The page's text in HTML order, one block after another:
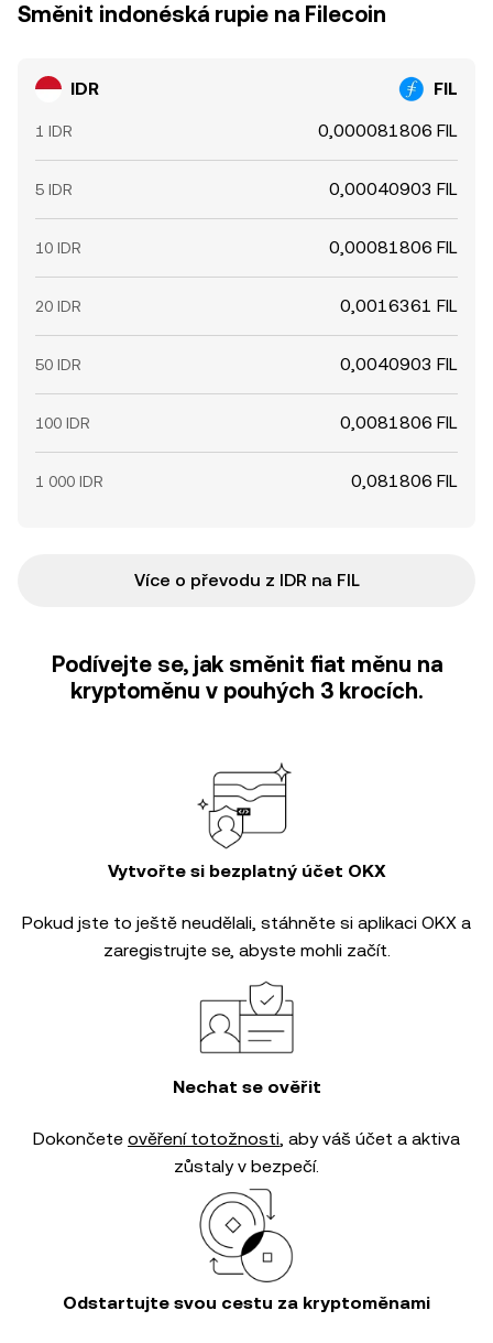
Směnit indonéská rupie na Filecoin
IDR FIL
1 IDR 0,000081806 FIL
5 IDR 0,00040903 FIL
10 IDR 0,00081806 FIL
20 IDR 0,0016361 FIL
50 IDR 0,0040903 FIL
100 IDR 0,0081806 FIL
1 000 IDR 0,081806 FIL
Více o převodu z IDR na FIL
Podívejte se, jak směnit fiat měnu na
kryptoměnu v pouhých 3 krocích.
Vytvořte si bezplatný účet OKX
Pokud jste to ještě neudělali, stáhněte si aplikaci OKX a
zaregistrujte se, abyste mohli začít.
Nechat se ověřit
Dokončete ověření totožnosti, aby váš účet a aktiva
zůstaly v bezpečí.
Odstartujte svou cestu za kryptoměnami